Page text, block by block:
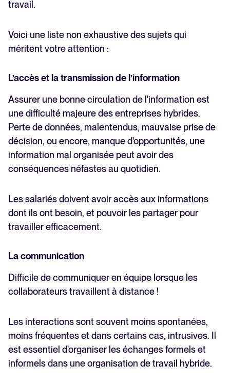
travail.
Voici une liste non exhaustive des sujets qui
méritent votre attention :
L’accès et la transmission de l’information
Assurer une bonne circulation de l'information est
une difficulté majeure des entreprises hybrides.
Perte de données, malentendus, mauvaise prise de
décision, ou encore, manque d'opportunités, une
information mal organisée peut avoir des
conséquences néfastes au quotidien.
Les salariés doivent avoir accès aux informations
dont ils ont besoin, et pouvoir les partager pour
travailler efficacement.
La communication
Difficile de communiquer en équipe lorsque les
collaborateurs travaillent à distance !
Les interactions sont souvent moins spontanées,
moins fréquentes et dans certains cas, intrusives. Il
est essentiel d'organiser les échanges formels et
informels dans une organisation de travail hybride.